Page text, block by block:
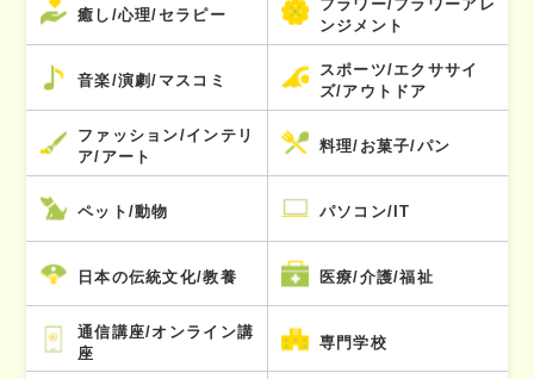
癒し/心理/セラピー
フラワー/フラワーアレ
ンジメント
音楽/演劇/マスコミ
スポーツ/エクササイ
ズ/アウトドア
ファッション/インテリ
ア/アート
料理/お菓子/パン
ペット/動物 パソコン/IT
日本の伝統文化/教養 医療/介護/福祉
通信講座/オンライン講
座
専門学校